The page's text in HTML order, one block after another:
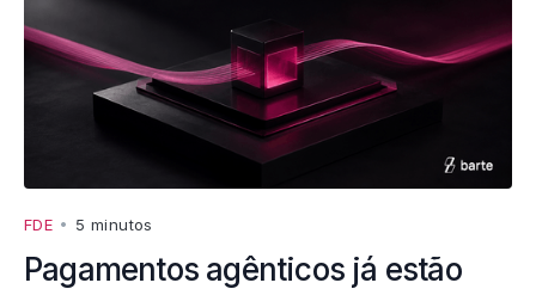
FDE • 5 minutos
Pagamentos agênticos já estão